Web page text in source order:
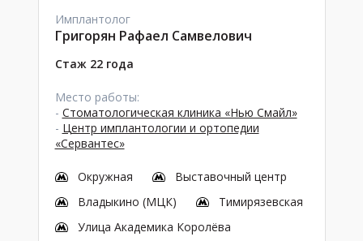
Имплантолог
Григорян Рафаел Самвелович
Стаж 22 года
Место работы:
- Стоматологическая клиника «Нью Смайл»
- Центр имплантологии и ортопедии
«Сервантес»
Окружная
Выставочный центр
Владыкино (МЦК)
Тимирязевская
Улица Академика Королёва